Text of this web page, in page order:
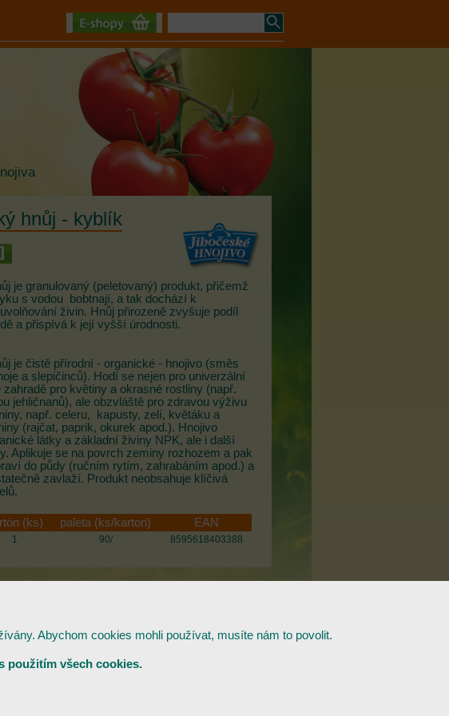
hnůj - kyblík
je granulovaný (peletovaný) produkt, přičemž
s vodou bobtnají, a tak dochází k
živin. Hnůj přirozeně zvyšuje podíl
a přispívá k její vyšší úrodnosti.
je čistě přírodní - organické - hnojivo (směs
a slepičinců). Hodí se nejen pro univerzální
zahradě pro květiny a okrasné rostliny (např.
jehličnanů), ale obzvláště pro zdravou výživu
např. celeru, kapusty, zelí, květáku a
(rajčat, paprik, okurek apod.). Hnojivo
látky a základní živiny NPK, ale i další
Aplikuje se na povrch zeminy rozhozem a pak
do půdy (ručním rytím, zahrabáním apod.) a
zavlaží. Produkt neobsahuje klíčivá
(ks) paleta (ks/karton) EAN
1 90/ 8595618403388
Abychom cookies mohli používat, musíte nám to povolit.
použitím všech cookies.